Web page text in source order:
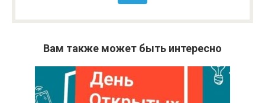
Вам также может быть интересно